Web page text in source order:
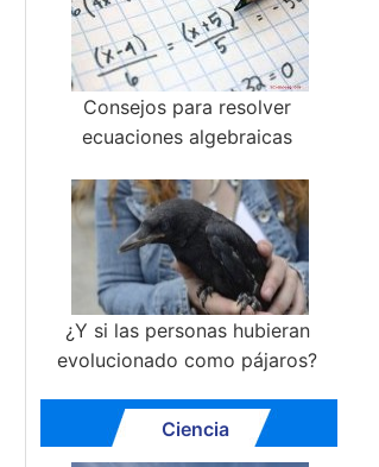
Consejos para resolver
ecuaciones algebraicas
¿Y si las personas hubieran
evolucionado como pájaros?
Ciencia